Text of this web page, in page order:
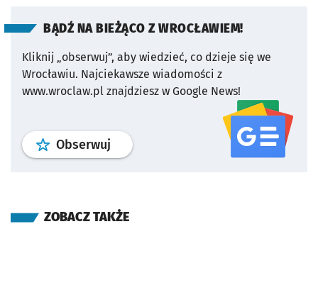
BĄDŹ NA BIEŻĄCO Z WROCŁAWIEM!
Kliknij „obserwuj”, aby wiedzieć, co dzieje się we
Wrocławiu. Najciekawsze wiadomości z
www.wroclaw.pl znajdziesz w Google News!
Obserwuj profil serwisu
ZOBACZ TAKŻE